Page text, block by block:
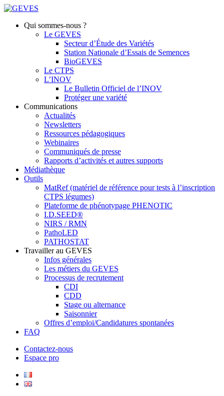
Qui sommes-nous ?
Le GEVES
Secteur d’Étude des Variétés
Station Nationale d’Essais de Semences
BioGEVES
Le CTPS
L’INOV
Le Bulletin Officiel de l’INOV
Protéger une variété
Communications
Actualités
Newsletters
Ressources pédagogiques
Webinaires
Communiqués de presse
Rapports d’activités et autres supports
Médiathèque
Outils
MatRef (matériel de référence pour tests à l’inscription
CTPS légumes)
Plateforme de phénotypage PHENOTIC
I.D.SEED®
NIRS / RMN
PathoLED
PATHOSTAT
Travailler au GEVES
Infos générales
Les métiers du GEVES
Processus de recrutement
CDI
CDD
Stage ou alternance
Saisonnier
Offres d’emploi/Candidatures spontanées
FAQ
Contactez-nous
Espace pro